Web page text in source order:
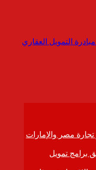
التمويل العقاري